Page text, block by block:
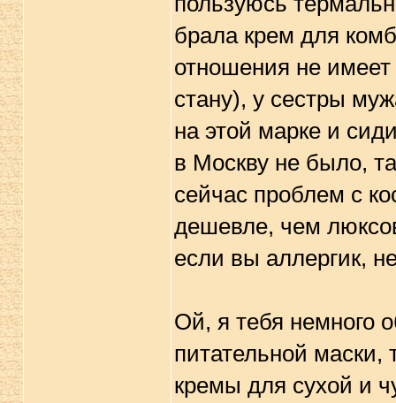
брала крем для
отношения не
стану), у сестры
на этой марке и
в Москву не было,
сейчас проблем с
дешевле, чем
если вы аллергик,
Ой, я тебя немного
питательной
кремы для сухой и